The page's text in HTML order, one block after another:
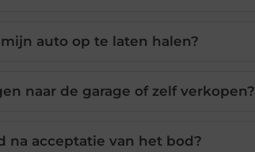
auto op te laten halen?
naar de garage of zelf verkopen?
na acceptatie van het bod?